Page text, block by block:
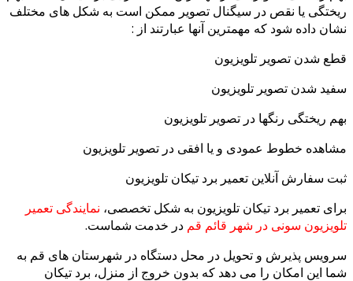
یا نقص در سیگنال تصویر ممکن است به شکل های مختلف
داده شود که مهمترین آنها عبارتند از :
شدن تصویر تلویزیون
شدن تصویر تلویزیون
ریختگی رنگها در تصویر تلویزیون
خطوط عمودی و یا افقی در تصویر تلویزیون
سفارش آنلاین تعمیر برد تیکان تلویزیون
تعمیر برد تیکان تلویزیون به شکل تخصصی، نمایندگی تعمیر
سونی در شهر قائم قمدر خدمت شماست.
پذیرش و تحویل در محل دستگاه در شهرستان های قم به
این امکان را می دهد که بدون خروج از منزل، برد تیکان